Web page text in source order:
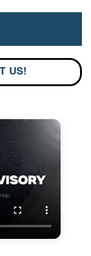
US!